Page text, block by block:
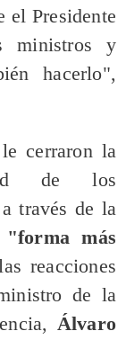
el Presidente
ministros y
hacerlo",
cerraron la
de los
través de la
más
reacciones
de la
Álvaro